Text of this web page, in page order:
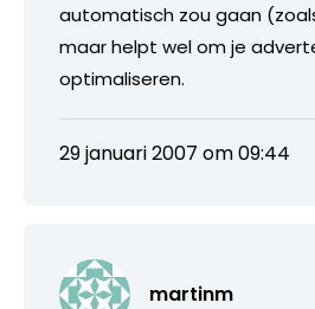
automatisch zou gaan
maar helpt wel om je
optimaliseren.
29 januari 2007 om 09:44
martinm